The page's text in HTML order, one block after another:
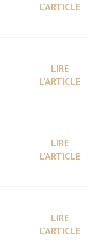
L'ARTICLE
LIRE
L'ARTICLE
LIRE
L'ARTICLE
LIRE
L'ARTICLE